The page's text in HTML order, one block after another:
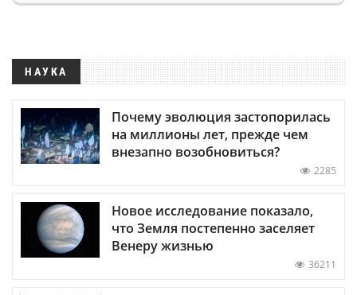
НАУКА
Почему эволюция застопорилась
на миллионы лет, прежде чем
внезапно возобновиться?
2285
Новое исследование показало,
что Земля постепенно заселяет
Венеру жизнью
36211